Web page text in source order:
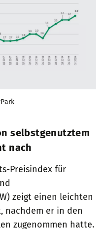
selbstgenutztem
nach
Preisindex für
zeigt einen leichten
nachdem er in den
zugenommen hatte.